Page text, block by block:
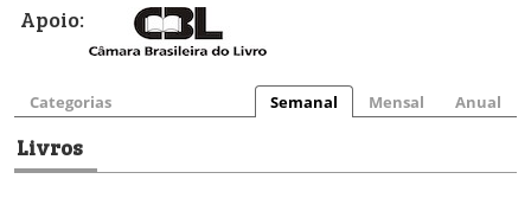
Apoio:
Categorias Semanal Mensal Anual
Livros